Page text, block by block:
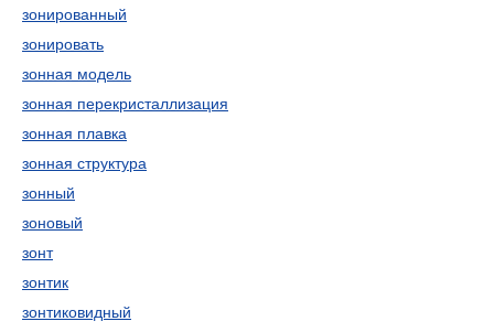
зонированный
зонировать
зонная модель
зонная перекристаллизация
зонная плавка
зонная структура
зонный
зоновый
зонт
зонтик
зонтиковидный